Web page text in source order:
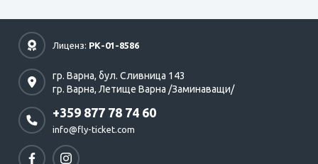
Лиценз: РК-01-8586
гр. Варна, бул. Сливница 143
гр. Варна, Летище Варна /Заминаващи/
+359 877 78 74 60
info@fly-ticket.com